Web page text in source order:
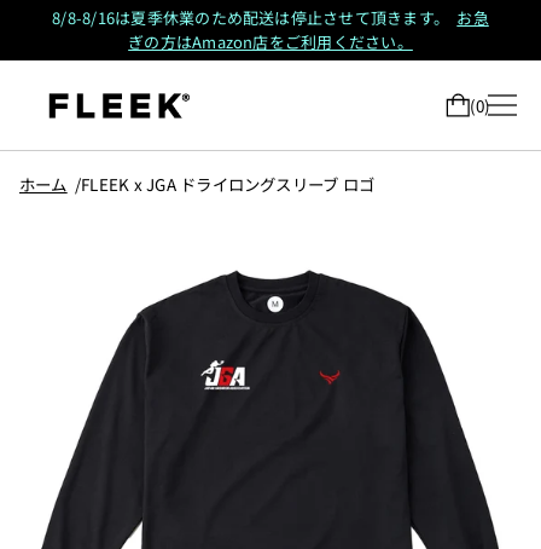
8/8-8/16は夏季休業のため配送は停止させて頂きます。
お急
ぎの方はAmazon店をご利用ください。
0
ホーム FLEEK x JGA ドライロングスリーブ ロゴ